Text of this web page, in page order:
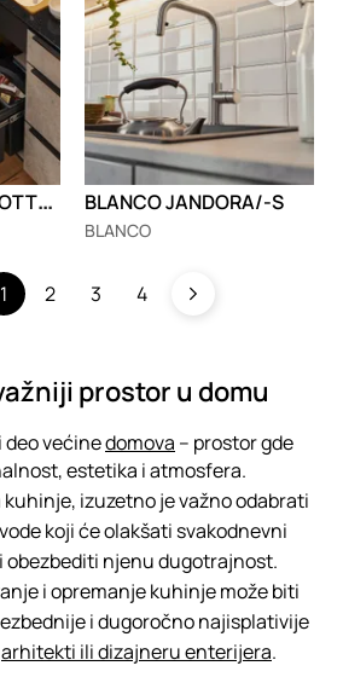
B
LANCO SELECT BOTTON II 30/2 BLANCO JANDORA/-S
BLANCO
1 2 3 4
prostor u domu
većinedomova – prostor gde
estetika i atmosfera.
izuzetno je važno odabrati
koji će olakšati svakodnevni
obezbediti njenu dugotrajnost.
i opremanje kuhinje može biti
i dugoročno najisplativije
arhitekti ili dizajneru enterijera.